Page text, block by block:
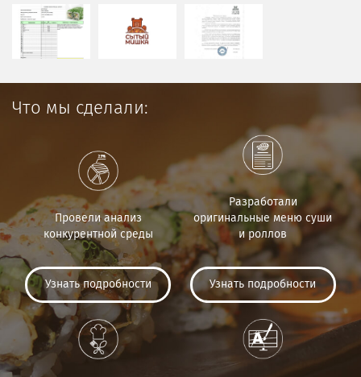
Что мы сделали:
Провели анализ
конкурентной среды
Узнать подробности
Разработали
оригинальные меню суши
и роллов
Узнать подробности